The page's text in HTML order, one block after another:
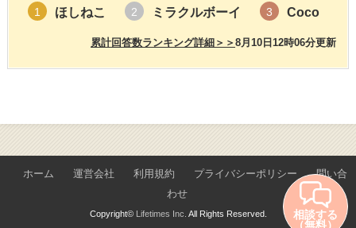
1 ほしねこ 2 ミラクルボーイ 3 Coco
8月10日12時06分更新
累計回答数ランキング詳細＞＞
ホーム 運営会社 利用規約 プライバシーポリシー
問い合
わせ
Copyright© Lifetimes Inc. All Rights Reserved. 相談する
（無料）